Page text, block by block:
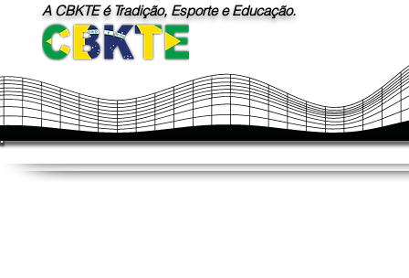
Parágrafo único. A exclusão ou retirada de nomes da
presidente CBKTE ou por determinação judicial.
Art. 13º Os reconhecimentos, homologações,
somente serão concedidos aos membros que se
junto à CBKTE.
Art. 14º Os casos omissos e as dúvidas de
Presidência da CBKTE, ouvida, quando necessário, a
Art. 15º Esta Portaria entra em vigor na data de sua
A CBKTE é Tradição, Esporte e Educação.